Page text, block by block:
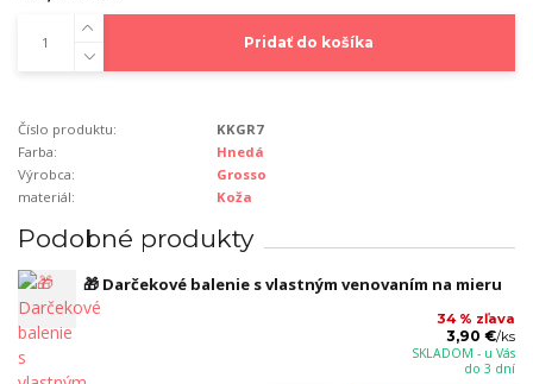
Pridať do košíka
Číslo produktu:
KKGR7
Farba:
Hnedá
Výrobca:
Grosso
materiál:
Koža
Podobné produkty
🎁 Darčekové balenie s vlastným venovaním na mieru
34 % zľava
3,90 €/ks
SKLADOM - u Vás
do 3 dní